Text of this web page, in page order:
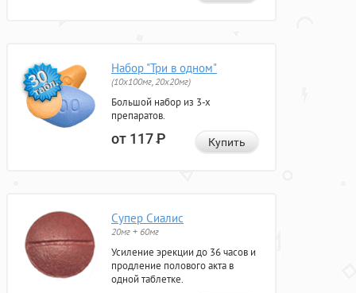
Набор "Три в одном"
(10x100мг, 20x20мг)
Большой набор из 3-х
препаратов.
от 117Р Купить
Супер Сиалис
20мг + 60мг
Усиление эрекции до 36 часов и
продление полового акта в
одной таблетке.